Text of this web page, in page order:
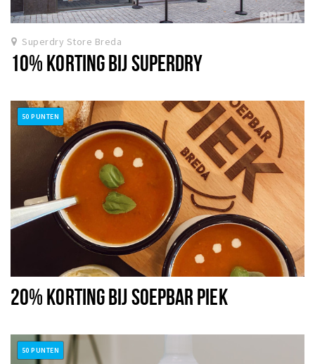
Superdry Store Breda
10% KORTING BIJ SUPERDRY
50 PUNTEN
20% KORTING BIJ SOEPBAR PIEK
50 PUNTEN